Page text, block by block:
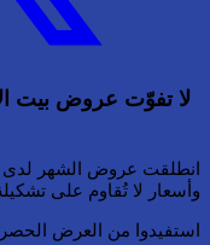
انطلقت عروض الشهر لدى
وأسعار لا تُقاوم على
استفيدوا من العرض